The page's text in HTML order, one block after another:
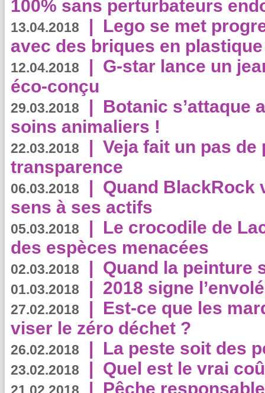
100% sans perturbateurs
13.04.2018 | Lego se met
avec des briques en
12.04.2018 | G-star lance un
éco-conçu
29.03.2018 | Botanic s’attaque
soins animaliers !
22.03.2018 | Veja fait un pas de
transparence
06.03.2018 | Quand BlackRock
sens à ses actifs
05.03.2018 | Le crocodile de
des espèces menacées
02.03.2018 | Quand la peinture
01.03.2018 | 2018 signe
27.02.2018 | Est-ce que les
viser le zéro déchet ?
26.02.2018 | La peste soit des
23.02.2018 | Quel est le vrai
| Pêche